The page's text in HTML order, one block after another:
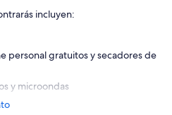
incluyen:
personal gratuitos y secadores de
y microondas